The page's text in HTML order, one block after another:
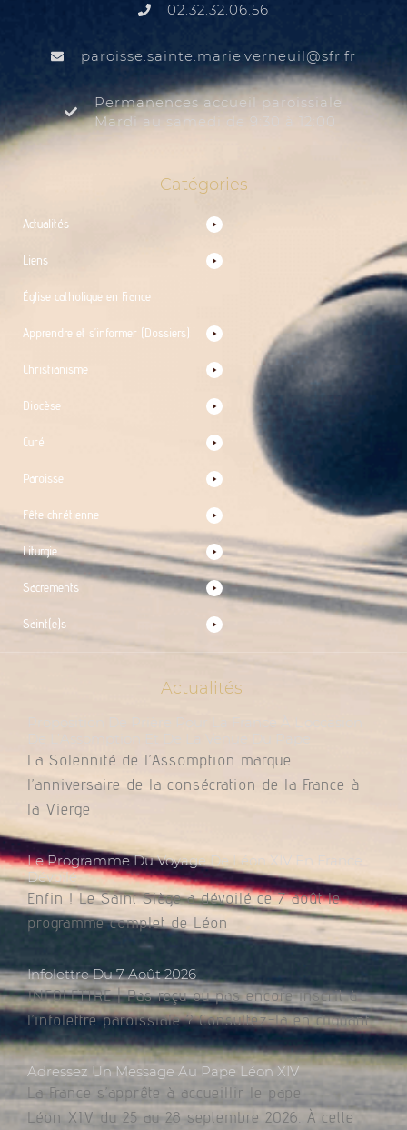
02.32.32.06.56
rf.rfs
@liuenrev.eiram.etnias.essiorap
Permanences accueil paroissiale
Mardi au samedi de 9:30 à 12:00
Catégories
Actualités
Liens
Église catholique en France
Apprendre et s’informer (Dossiers)
Christianisme
Diocèse
Curé
Paroisse
Fête chrétienne
Liturgie
Sacrements
Saint(e)s
Actualités
La Solennité de l’Assomption marque
l’anniversaire de la consécration de la France à
la Vierge
Le Programme Du Voyage De Léon XIV En France
Dévoilé
Enfin ! Le Saint Siège a dévoilé ce 7 août le
programme complet de Léon
Infolettre Du 7 Août 2026
INFOLETTRE | Pas reçu ou pas encore inscrit à
l’infolettre paroissiale ? Consultez-la en cliquant
Adressez Un Message Au Pape Léon XIV
La France s’apprête à accueillir le pape
Léon XIV du 25 au 28 septembre 2026. À cette